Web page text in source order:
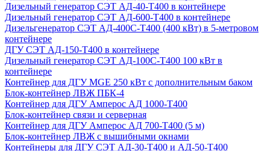
Дизельный генератор СЭТ АД-40-Т400 в контейнере
Дизельный генератор СЭТ АД-600-Т400 в контейнере
Дизельгенератор СЭТ АД-400С-Т400 (400 кВт) в 5-метровом
контейнере
ДГУ СЭТ АД-150-Т400 в контейнере
Дизельный генератор СЭТ АД-100С-Т400 100 кВт в
контейнере
Контейнер для ДГУ MGE 250 кВт с дополнительным баком
Блок-контейнер ЛВЖ ПБК-4
Контейнер для ДГУ Амперос АД 1000-Т400
Блок-контейнер связи и серверная
Контейнер для ДГУ Амперос АД 700-Т400 (5 м)
Блок-контейнер ЛВЖ с вышибными окнами
Контейнеры для ДГУ СЭТ АД-30-Т400 и АД-50-Т400